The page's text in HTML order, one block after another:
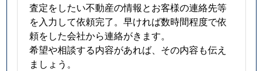
査定をしたい不動産の情報とお客様の連絡先等
を入力して依頼完了。早ければ数時間程度で依
頼をした会社から連絡がきます。
希望や相談する内容があれば、その内容も伝え
ましょう。